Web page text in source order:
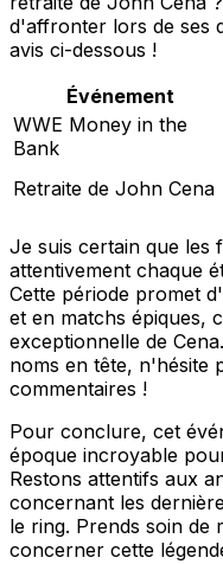
d'affronter lors de ses
avis ci-dessous !
Événement
WWE Money in the
Bank
Retraite de John Cena
Je suis certain que les
attentivement chaque
Cette période promet
et en matchs épiques,
exceptionnelle de
noms en tête, n'hésite
commentaires !
Pour conclure, cet
époque incroyable
Restons attentifs aux
concernant les
le ring. Prends soin
concerner cette